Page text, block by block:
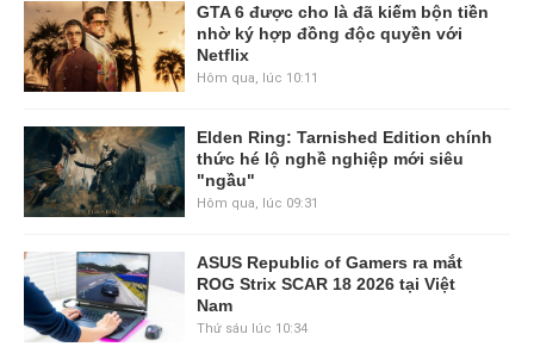
GTA 6 được cho là đã kiếm bộn tiền
nhờ ký hợp đồng độc quyền với
Netflix
Hôm qua, lúc 10:11
Elden Ring: Tarnished Edition chính
thức hé lộ nghề nghiệp mới siêu
"ngầu"
Hôm qua, lúc 09:31
ASUS Republic of Gamers ra mắt
ROG Strix SCAR 18 2026 tại Việt
Nam
Thứ sáu lúc 10:34